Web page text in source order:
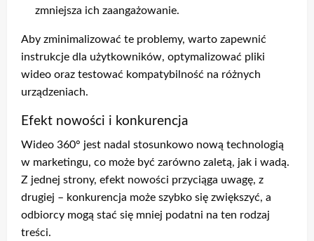
zmniejsza ich zaangażowanie.
Aby zminimalizować te problemy, warto zapewnić
instrukcje dla użytkowników, optymalizować pliki
wideo oraz testować kompatybilność na różnych
urządzeniach.
Efekt nowości i konkurencja
Wideo 360° jest nadal stosunkowo nową technologią
w marketingu, co może być zarówno zaletą, jak i wadą.
Z jednej strony, efekt nowości przyciąga uwagę, z
drugiej – konkurencja może szybko się zwiększyć, a
odbiorcy mogą stać się mniej podatni na ten rodzaj
treści.